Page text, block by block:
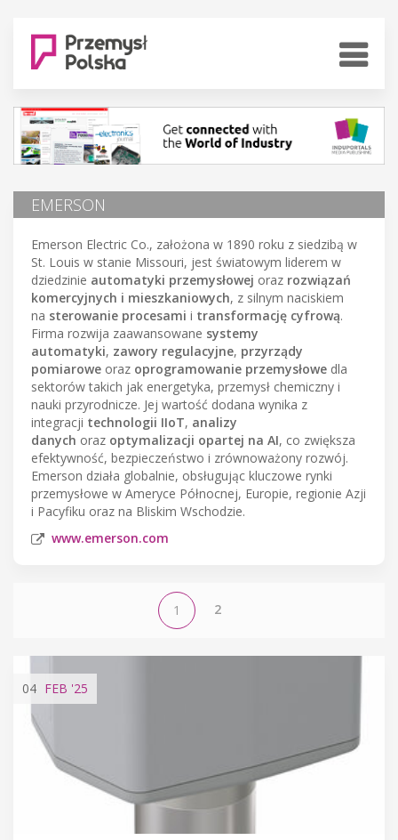
EMERSON
Emerson Electric Co., założona w 1890 roku z siedzibą w
St. Louis w stanie Missouri, jest światowym liderem w
dziedzinie automatyki przemysłowej oraz rozwiązań
komercyjnych i mieszkaniowych, z silnym naciskiem
na sterowanie procesami i transformację cyfrową.
Firma rozwija zaawansowane systemy
automatyki, zawory regulacyjne, przyrządy
pomiarowe oraz oprogramowanie przemysłowe dla
sektorów takich jak energetyka, przemysł chemiczny i
nauki przyrodnicze. Jej wartość dodana wynika z
integracji technologii IIoT, analizy
danych oraz optymalizacji opartej na AI, co zwiększa
efektywność, bezpieczeństwo i zrównoważony rozwój.
Emerson działa globalnie, obsługując kluczowe rynki
przemysłowe w Ameryce Północnej, Europie, regionie Azji
i Pacyfiku oraz na Bliskim Wschodzie.
www.emerson.com
1 2
04 FEB '25